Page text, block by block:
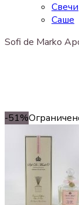
Свечи
Cаше
Sofi de Marko
-51%